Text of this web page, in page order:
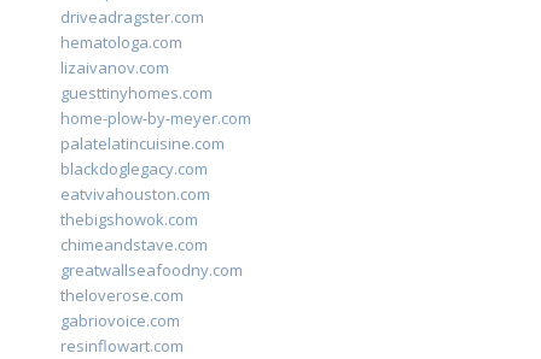
driveadragster.com
hematologa.com
lizaivanov.com
guesttinyhomes.com
home-plow-by-meyer.com
palatelatincuisine.com
blackdoglegacy.com
eatvivahouston.com
thebigshowok.com
chimeandstave.com
greatwallseafoodny.com
theloverose.com
gabriovoice.com
resinflowart.com